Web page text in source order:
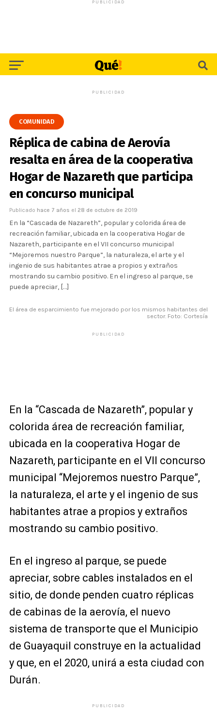
PUBLICIDAD
PUBLICIDAD
COMUNIDAD
Réplica de cabina de Aerovía
resalta en área de la cooperativa
Hogar de Nazareth que participa
en concurso municipal
Publicado hace 7 años el 28 de octubre de 2019
En la “Cascada de Nazareth”, popular y colorida área de
recreación familiar, ubicada en la cooperativa Hogar de
Nazareth, participante en el VII concurso municipal
“Mejoremos nuestro Parque”, la naturaleza, el arte y el
ingenio de sus habitantes atrae a propios y extraños
mostrando su cambio positivo. En el ingreso al parque, se
puede apreciar, […]
El área de esparcimiento fue mejorado por los mismos habitantes del
sector. Foto: Cortesía
PUBLICIDAD
En la “Cascada de Nazareth”, popular y
colorida área de recreación familiar,
ubicada en la cooperativa Hogar de
Nazareth, participante en el VII concurso
municipal “Mejoremos nuestro Parque”,
la naturaleza, el arte y el ingenio de sus
habitantes atrae a propios y extraños
mostrando su cambio positivo.
En el ingreso al parque, se puede
apreciar, sobre cables instalados en el
sitio, de donde penden cuatro réplicas
de cabinas de la aerovía, el nuevo
sistema de transporte que el Municipio
de Guayaquil construye en la actualidad
y que, en el 2020, unirá a esta ciudad con
Durán.
PUBLICIDAD